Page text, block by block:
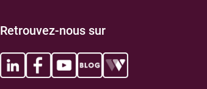
Retrouvez-nous sur